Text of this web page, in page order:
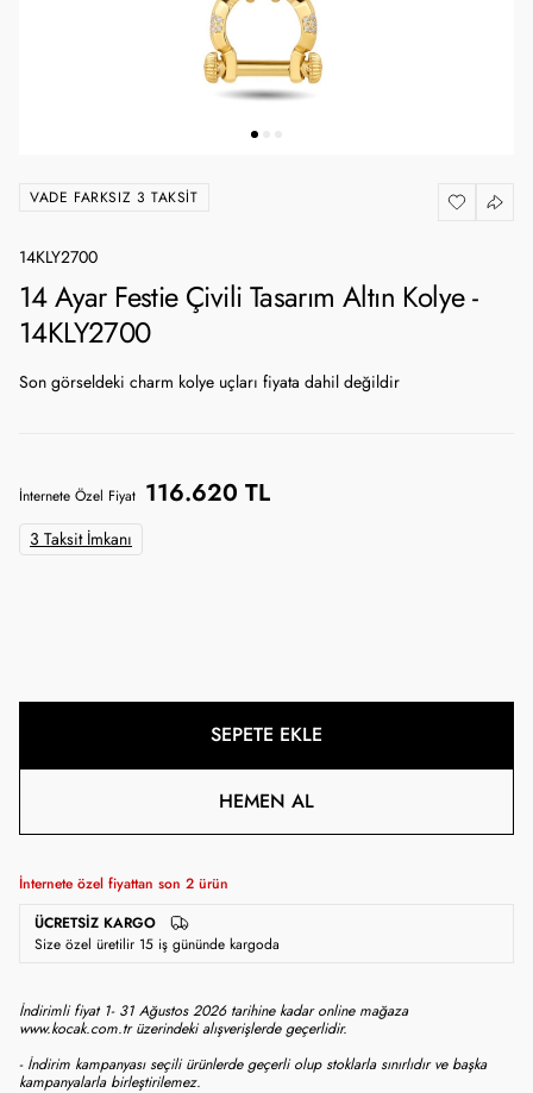
VADE FARKSIZ 3 TAKSIT
14KLY2700
14 Ayar Festie Çivili Tasarım Altın Kolye -
14KLY2700
Son görseldeki charm kolye uçları fiyata dahil değildir
İnternete Özel Fiyat 116.620 TL
3 Taksit İmkanı
SEPETE EKLE
HEMEN AL
İnternete özel fiyattan son 2 ürün
ÜCRETSIZ KARGO
Size özel üretilir 15 iş gününde kargoda
İndirimli fiyat 1- 31 Ağustos 2026 tarihine kadar online mağaza
www.kocak.com.tr üzerindeki alışverişlerde geçerlidir.
- İndirim kampanyası seçili ürünlerde geçerli olup stoklarla sınırlıdır ve başka
kampanyalarla birleştirilemez.